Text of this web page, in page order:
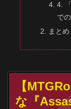
4.
で
まとめ
【
な『